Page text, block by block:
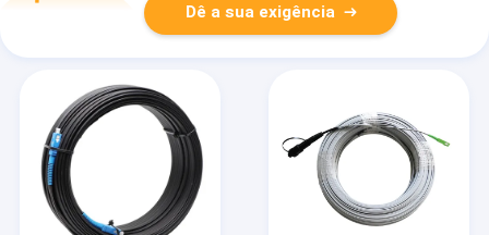
Dê a sua exigência